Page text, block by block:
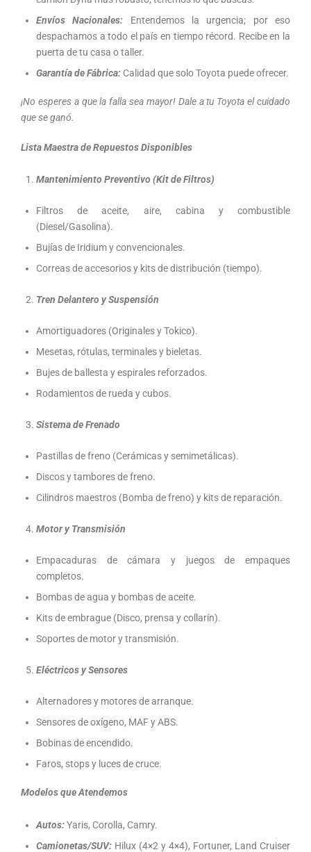
Envíos Nacionales: Entendemos la urgencia; por eso
despachamos a todo el país en tiempo récord. Recibe en la
puerta de tu casa o taller.
Garantía de Fábrica: Calidad que solo Toyota puede ofrecer.
¡No esperes a que la falla sea mayor! Dale a tu Toyota el cuidado
que se ganó.
Lista Maestra de Repuestos Disponibles
Mantenimiento Preventivo (Kit de Filtros)
Filtros de aceite, aire, cabina y combustible
(Diesel/Gasolina).
Bujías de Iridium y convencionales.
Correas de accesorios y kits de distribución (tiempo).
Tren Delantero y Suspensión
Amortiguadores (Originales y Tokico).
Mesetas, rótulas, terminales y bieletas.
Bujes de ballesta y espirales reforzados.
Rodamientos de rueda y cubos.
Sistema de Frenado
Pastillas de freno (Cerámicas y semimetálicas).
Discos y tambores de freno.
Cilindros maestros (Bomba de freno) y kits de reparación.
Motor y Transmisión
Empacaduras de cámara y juegos de empaques
completos.
Bombas de agua y bombas de aceite.
Kits de embrague (Disco, prensa y collarín).
Soportes de motor y transmisión.
Eléctricos y Sensores
Alternadores y motores de arranque.
Sensores de oxígeno, MAF y ABS.
Bobinas de encendido.
Faros, stops y luces de cruce.
Modelos que Atendemos
Autos:Yaris, Corolla, Camry.
Camionetas/SUV: Hilux (4×2 y 4×4), Fortuner, Land Cruiser